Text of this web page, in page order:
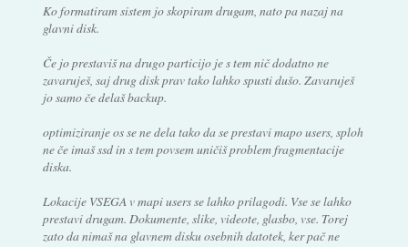
Ko formatiram sistem jo skopiram drugam, nato pa nazaj na
glavni disk.
Če jo prestaviš na drugo particijo je s tem nič dodatno ne
zavaruješ, saj drug disk prav tako lahko spusti dušo. Zavaruješ
jo samo če delaš backup.
optimiziranje os se ne dela tako da se prestavi mapo users, sploh
ne če imaš ssd in s tem povsem uničiš problem fragmentacije
diska.
Lokacije VSEGA v mapi users se lahko prilagodi. Vse se lahko
prestavi drugam. Dokumente, slike, videote, glasbo, vse. Torej
zato da nimaš na glavnem disku osebnih datotek, ker pač ne